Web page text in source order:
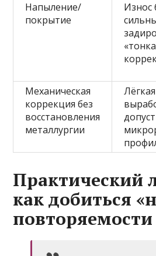
Напыление/
покрытие
Износ
Механическая
коррекция без
восстановления
металлургии
Лёгкая
Практический
как добиться